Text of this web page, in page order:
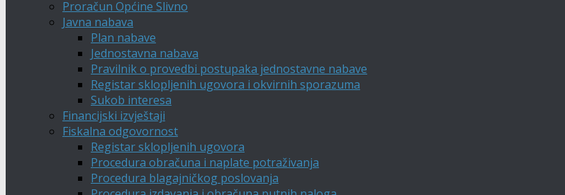
Proračun Općine Slivno
Javna nabava
Plan nabave
Jednostavna nabava
Pravilnik o provedbi postupaka jednostavne nabave
Registar sklopljenih ugovora i okvirnih sporazuma
Sukob interesa
Financijski izvještaji
Fiskalna odgovornost
Registar sklopljenih ugovora
Procedura obračuna i naplate potraživanja
Procedura blagajničkog poslovanja